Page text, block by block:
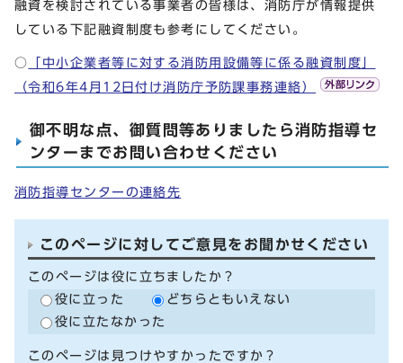
融資を検討されている事業者の皆様は、消防庁が情報提供
している下記融資制度も参考にしてください。
○ 「中小企業者等に対する消防用設備等に係る融資制度」
（令和6年4月12日付け消防庁予防課事務連絡）
御不明な点、御質問等ありましたら消防指導セ
ンターまでお問い合わせください
消防指導センターの連絡先
このページに対してご意見をお聞かせください
このページは役に立ちましたか？
役に立った
どちらともいえない
役に立たなかった
このページは見つけやすかったですか？